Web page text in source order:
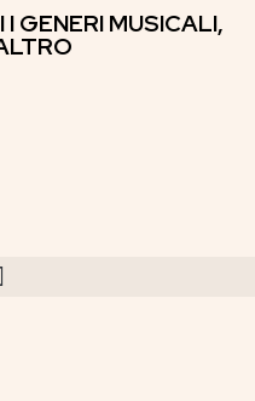
GENERI MUSICALI,